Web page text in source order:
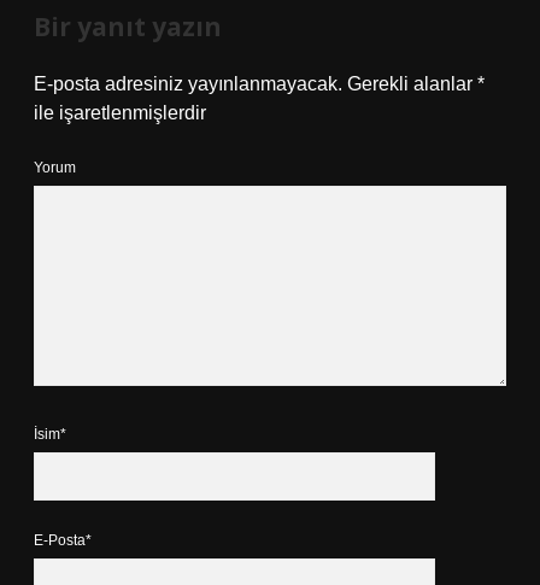
Bir yanıt yazın
E-posta adresiniz yayınlanmayacak. Gerekli alanlar *
ile işaretlenmişlerdir
Yorum
İsim*
E-Posta*